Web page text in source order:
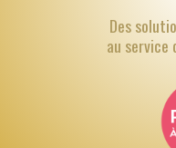
Des
au service